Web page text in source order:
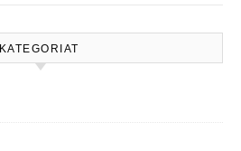
KATEGORIAT